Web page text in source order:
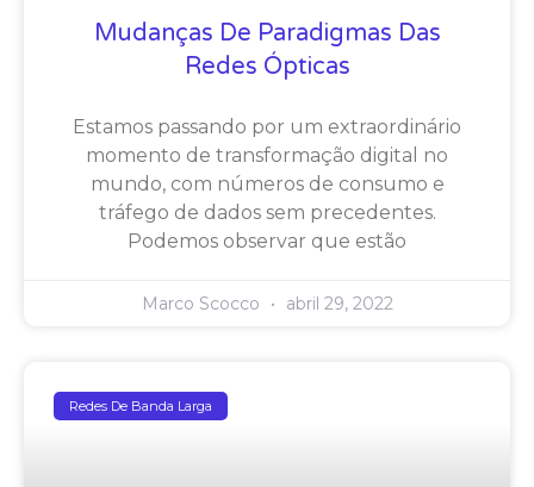
Mudanças De Paradigmas Das
Redes Ópticas
Estamos passando por um extraordinário
momento de transformação digital no
mundo, com números de consumo e
tráfego de dados sem precedentes.
Podemos observar que estão
Marco Scocco abril 29, 2022
Redes De Banda Larga